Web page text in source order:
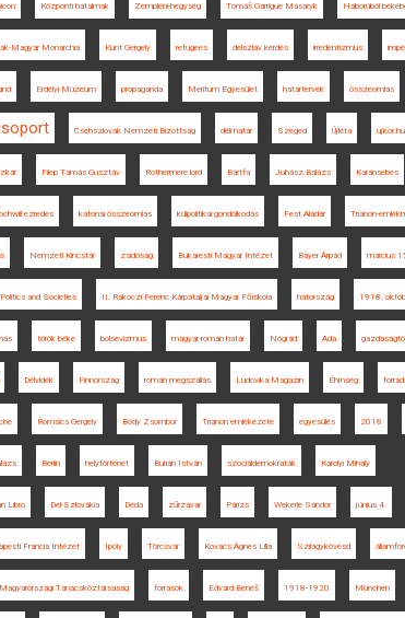
Központi hatalmak Zempléni-hegység Tomáš Garrigue Masaryk Háborúból
Magyar Monarchia Kunt Gergely refugees délszláv kérdés irredentizmus
Erdélyi Múzeum propaganda Meritum Egyesület határtervek összeomlás
Csehszlovák Nemzeti Bizottság déli határ Szeged Újléta ujkor.hu
Filep Tamás Gusztáv Rothermere lord Bártfa Juhász Balázs Karánsebes
ezredes katonai összeomlás külpolitikai gondolkodás Fest Aladár Trianon-
Nemzeti Kincstár zsidóság Bukaresti Magyar Intézet Bayer Árpád március
and Societies II. Rákóczi Ferenc Kárpátaljai Magyar Főiskola hátország 1918.
török béke bolsevizmus magyar-román határ Nógrád Ada
Délvidék Finnország román megszállás Ludovika Magazin Éhínség
Romsics Gergely Bódy Zsombor Trianon emlékezete egyesülés 2018
Berlin helytörténet Burián István szociáldemokraták Károlyi Mihály
Libro Dél-Szlovákia Déda zűrzavar Párizs Wekerle Sándor június 4.
Francia Intézet Ipoly Törcsvár Kovács Ágnes Lilla Szilágykövesd
Magyarországi Tanácsköztársaság források Edvard Beneš 1918-1920 München